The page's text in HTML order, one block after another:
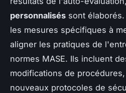
personnalisés sont
les mesures spécifiques à
aligner les pratiques de
normes MASE. Ils incluent
modifications de
nouveaux protocoles de